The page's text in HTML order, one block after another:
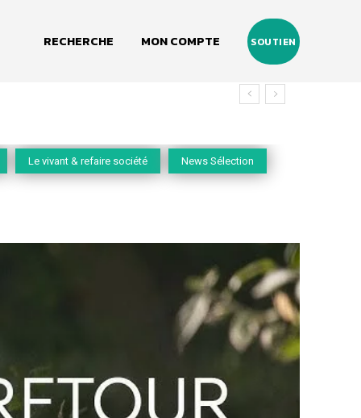
RECHERCHE MON COMPTE SOUTIEN
Le vivant & refaire société News Sélection